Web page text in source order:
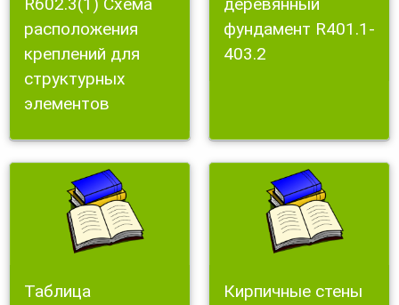
R602.3(1) Схема
расположения
креплений для
структурных
элементов
деревянный
фундамент R401.1-
403.2
Таблица
Кирпичные стены